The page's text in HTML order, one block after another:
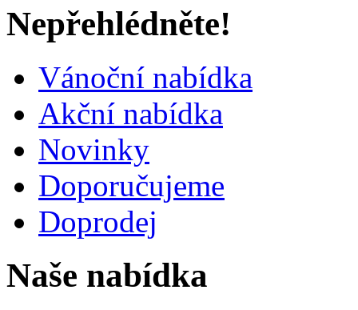
Nepřehlédněte!
Vánoční nabídka
Akční nabídka
Novinky
Doporučujeme
Doprodej
Naše nabídka